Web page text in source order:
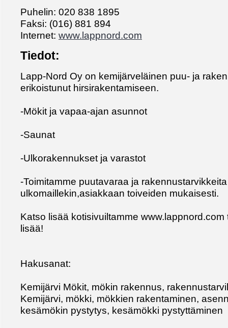
Puhelin: 020 838 1895
Faksi: (016) 881 894
Internet: www.lappnord.com
Tiedot:
Lapp-Nord Oy on kemijärveläinen puu- ja
erikoistunut hirsirakentamiseen.
-Mökit ja vapaa-ajan asunnot
-Saunat
-Ulkorakennukset ja varastot
-Toimitamme puutavaraa ja
ulkomaillekin,asiakkaan toiveiden mukaisesti.
Katso lisää kotisivuiltamme
lisää!
Hakusanat:
Kemijärvi Mökit, mökin rakennus,
Kemijärvi, mökki, mökkien rakentaminen,
kesämökin pystytys, kesämökki pystyttäminen